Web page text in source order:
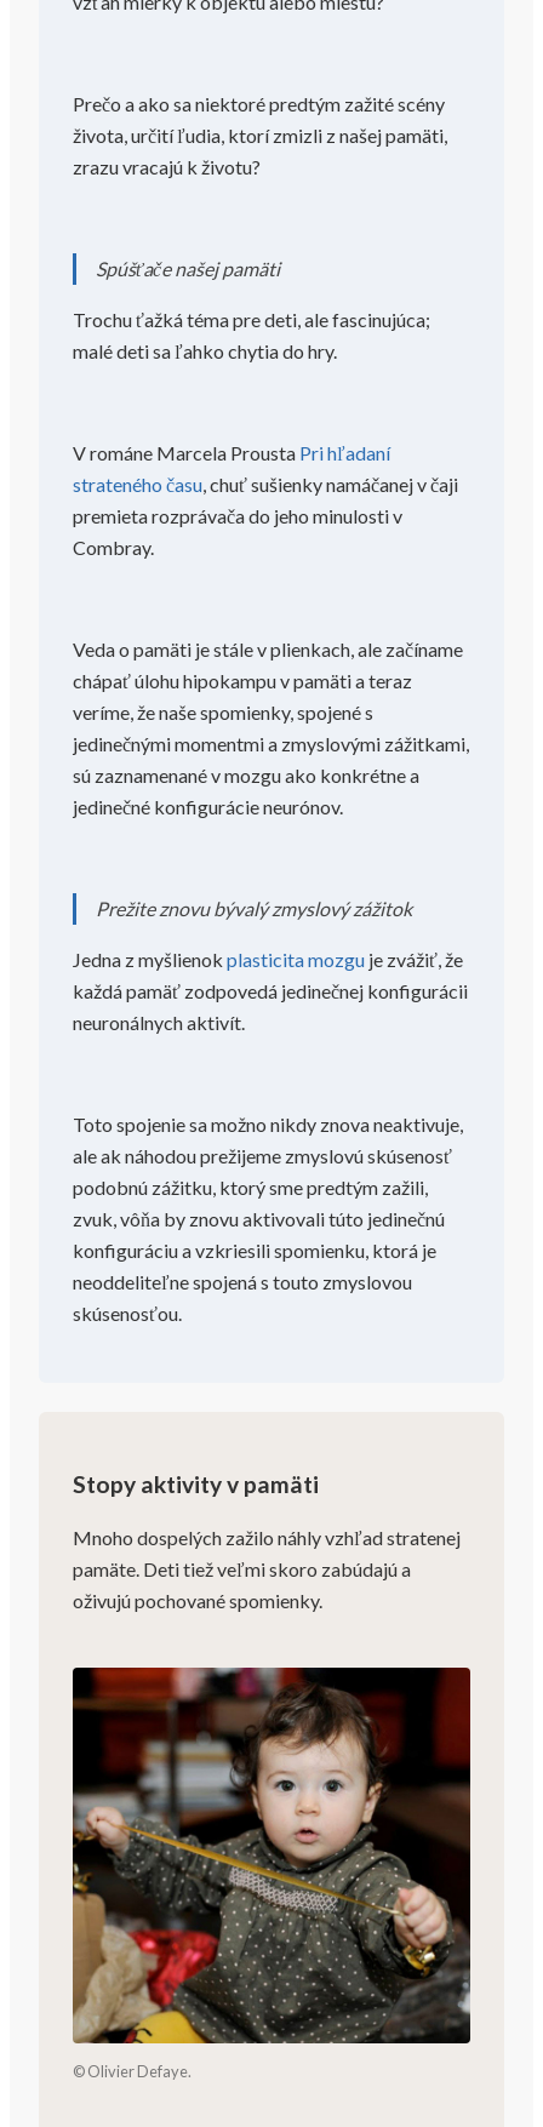
Prečo a ako sa niektoré predtým zažité scény
života, určití ľudia, ktorí zmizli z našej pamäti,
zrazu vracajú k životu?
Spúšťače našej pamäti
Trochu ťažká téma pre deti, ale fascinujúca;
malé deti sa ľahko chytia do hry.
V románe Marcela Prousta Pri hľadaní
strateného času, chuť sušienky namáčanej v čaji
premieta rozprávača do jeho minulosti v
Combray.
Veda o pamäti je stále v plienkach, ale začíname
chápať úlohu hipokampu v pamäti a teraz
veríme, že naše spomienky, spojené s
jedinečnými momentmi a zmyslovými zážitkami,
sú zaznamenané v mozgu ako konkrétne a
jedinečné konfigurácie neurónov.
Prežite znovu bývalý zmyslový zážitok
Jedna z myšlienok plasticita mozgu je zvážiť, že
každá pamäť zodpovedá jedinečnej konfigurácii
neuronálnych aktivít.
Toto spojenie sa možno nikdy znova neaktivuje,
ale ak náhodou prežijeme zmyslovú skúsenosť
podobnú zážitku, ktorý sme predtým zažili,
zvuk, vôňa by znovu aktivovali túto jedinečnú
konfiguráciu a vzkriesili spomienku, ktorá je
neoddeliteľne spojená s touto zmyslovou
skúsenosťou.
Stopy aktivity v pamäti
Mnoho dospelých zažilo náhly vzhľad stratenej
pamäte. Deti tiež veľmi skoro zabúdajú a
oživujú pochované spomienky.
© Olivier Defaye.